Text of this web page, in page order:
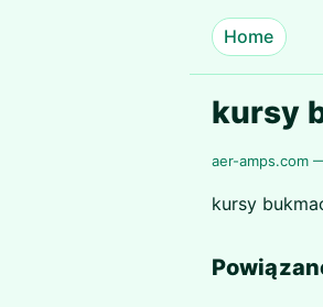
Home
kursy
aer-amps.com
kursy